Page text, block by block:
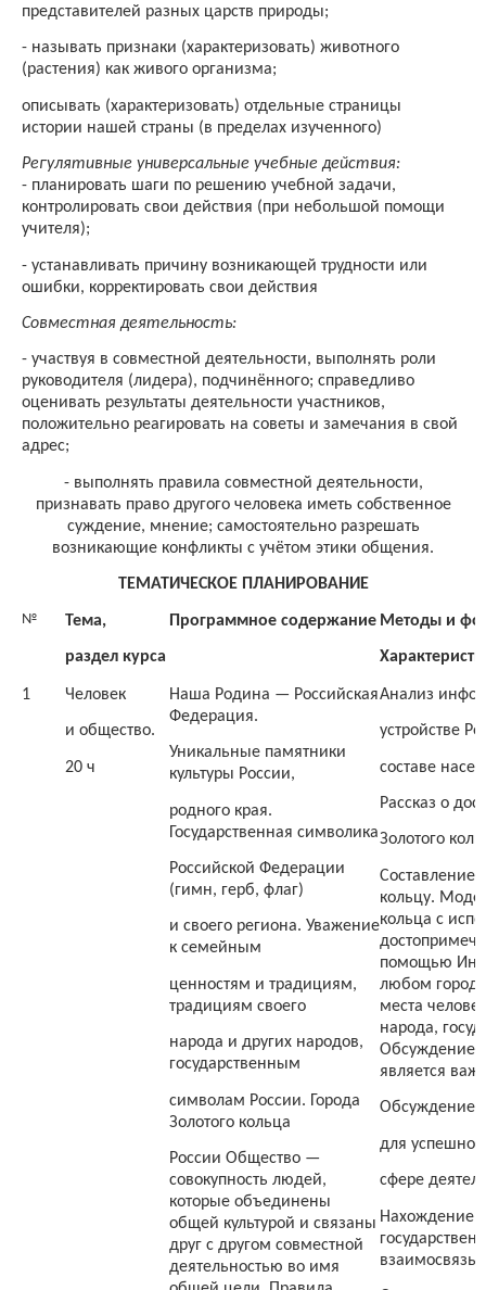
представителей разных царств природы;
- называть признаки (характеризовать) животного
(растения) как живого организма;
описывать (характеризовать) отдельные страницы
истории нашей страны (в пределах изученного)
Регулятивные универсальные учебные действия:
- планировать шаги по решению учебной задачи,
контролировать свои действия (при небольшой помощи
учителя);
- устанавливать причину возникающей трудности или
ошибки, корректировать свои действия
Совместная деятельность:
- участвуя в совместной деятельности, выполнять роли
руководителя (лидера), подчинённого; справедливо
оценивать результаты деятельности участников,
положительно реагировать на советы и замечания в свой
адрес;
- выполнять правила совместной деятельности,
признавать право другого человека иметь собственное
суждение, мнение; самостоятельно разрешать
возникающие конфликты с учётом этики общения.
ТЕМАТИЧЕСКОЕ ПЛАНИРОВАНИЕ
№ Тема,
раздел курса
Программное содержание Методы и
1 Человек
и общество.
20 ч
Наша Родина — Российская
Федерация.
Уникальные памятники
культуры России,
родного края.
Государственная символика
Российской Федерации
(гимн, герб, флаг)
и своего региона. Уважение
к семейным
ценностям и традициям,
традициям своего
народа и других народов,
государственным
символам России. Города
Золотого кольца
России Общество —
совокупность людей,
которые объединены
общей культурой и связаны
друг с другом совместной
деятельностью во имя
Анализ
устройстве
составе
Рассказ о
Золотого
Составление
кольцу.
кольца с
помощью
любом
места
народа,
Обсуждение
является
Обсуждение
для
сфере
Нахождение
взаимосвязь.